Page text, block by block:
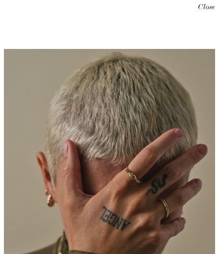
Close